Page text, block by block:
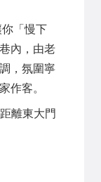
「慢下
內，由老
，氛圍寧
作客。
離東大門